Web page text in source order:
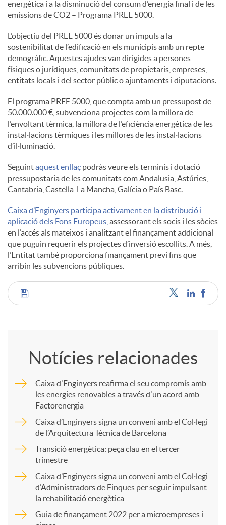
S
o
c
i
a
l
s
energètica i a la disminució del consum d’energia final i de les
emissions de CO2 – Programa PREE 5000.
L’objectiu del PREE 5000 és donar un impuls a la
sostenibilitat de l’edificació en els municipis amb un repte
demogràfic. Aquestes ajudes van dirigides a persones
físiques o jurídiques, comunitats de propietaris, empreses,
entitats locals i del sector públic o ajuntaments i diputacions.
El programa PREE 5000, que compta amb un pressupost de
50.000.000 €, subvenciona projectes com la millora de
l’envoltant tèrmica, la millora de l’eficiència energètica de les
instal·lacions tèrmiques i les millores de les instal·lacions
d’il·luminació.
Seguintaquest enllaç podràs veure els terminis i dotació
pressupostaria de les comunitats com Andalusia, Astúries,
Cantabria, Castella-La Mancha, Galícia o País Basc.
Caixa d’Enginyers participa activament en la distribució i
aplicació dels Fons Europeus, assessorant els socis i les sòcies
en l’accés als mateixos i analitzant el finançament addicional
que puguin requerir els projectes d’inversió escollits. A més,
l’Entitat també proporciona finançament previ fins que
arribin les subvencions públiques.
C
r
Notícies relacionades
Caixa d'Enginyers reafirma el seu compromís amb
les energies renovables a través d'un acord amb
Factorenergia
Caixa d’Enginyers signa un conveni amb el Col·legi
de l’Arquitectura Tècnica de Barcelona
Transició energètica: peça clau en el tercer
trimestre
Caixa d’Enginyers signa un conveni amb el Col·legi
d’Administradors de Finques per seguir impulsant
la rehabilitació energètica
Guia de finançament 2022 per a microempreses i